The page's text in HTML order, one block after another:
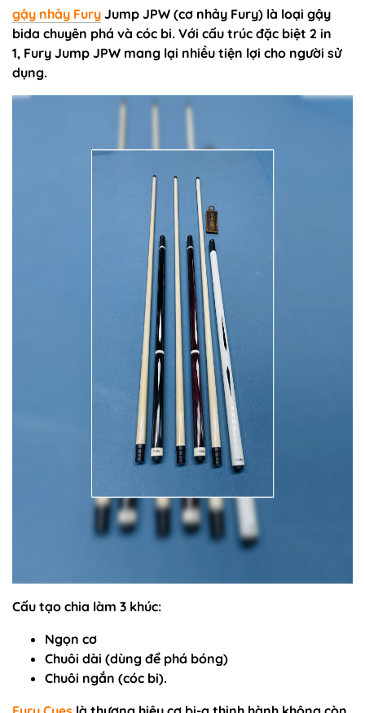
gậy nhảy Fury Jump JPW (cơ nhảy Fury) là loại gậy
bida chuyên phá và cóc bi. Với cấu trúc đặc biệt 2 in
1, Fury Jump JPW mang lại nhiều tiện lợi cho người sử
dụng.
Cấu tạo chia làm 3 khúc:
Ngọn cơ
Chuôi dài (dùng để phá bóng)
Chuôi ngắn (cóc bi).